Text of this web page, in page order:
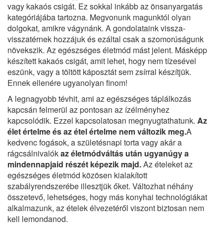
vagy kakaós csigát. Ez sokkal inkább az önsanyargatás
kategóriájába tartozna. Megvonunk magunktól olyan
dolgokat, amikre vágynánk. A gondolataink vissza-
visszatérnek hozzájuk és ezáltal csak a szomorúságunk
növekszik. Az egészséges életmód mást jelent. Másképp
készített kakaós csigát, amit lehet, hogy nem tízesével
eszünk, vagy a töltött káposztát sem zsírral készítjük.
Ennek ellenére ugyanolyan finom!
A legnagyobb tévhit, ami az egészséges táplálkozás
kapcsán felmerül az pontosan az ízélményhez
kapcsolódik. Ezzel kapcsolatosan megnyugtathatunk. Az
élet értelme és az étel értelme nem változik meg.A
kedvenc fogások, a születésnapi torta vagy akár a
rágcsálnivalókaz életmódváltás után ugyanúgy a
mindennapjaid részét képezik majd.Az ételeket az
egészséges életmód közösen kialakított
szabályrendszerébe illesztjük őket. Változhat néhány
összetevő, lehetséges, hogy más konyhai technológiákat
alkalmazunk, az ételek élvezetéről viszont biztosan nem
kell lemondanod.